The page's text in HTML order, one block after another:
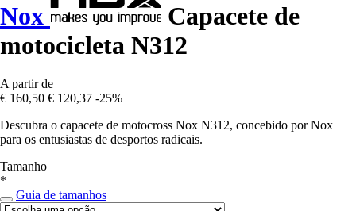
Nox
Capacete de
motocicleta N312
A partir de
€ 160,50 € 120,37 -25%
Descubra o capacete de motocross Nox N312, concebido por Nox
para os entusiastas de desportos radicais.
Tamanho
*
Guia de tamanhos